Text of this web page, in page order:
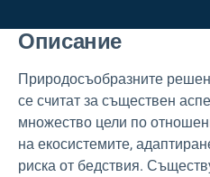
Описание
Природосъобразните
се считат за съществен
множество цели по
на екосистемите,
риска от бедствия.